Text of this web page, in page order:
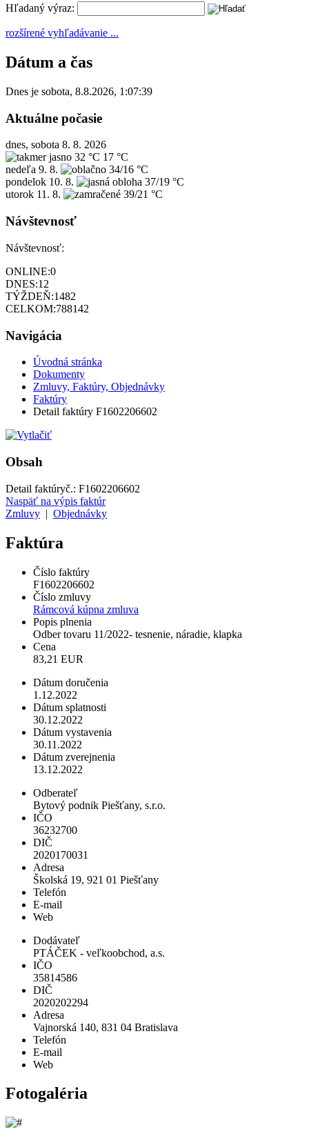
Hľadaný výraz:
rozšírené vyhľadávanie ...
Dátum a čas
Dnes je sobota, 8.8.2026, 1:07:39
Aktuálne počasie
dnes, sobota 8. 8. 2026
32 °C 17 °C
nedeľa 9. 8.
34/16 °C
pondelok 10. 8.
37/19 °C
utorok 11. 8. 39/21 °C
Návštevnosť
Návštevnosť:
ONLINE:0
DNES:12
TÝŽDEŇ:1482
CELKOM:788142
Navigácia
Úvodná stránka
Dokumenty
Zmluvy, Faktúry, Objednávky
Faktúry
Detail faktúry F1602206602
Obsah
Detail faktúryč.: F1602206602
Naspäť na výpis faktúr
Zmluvy | Objednávky
Faktúra
Číslo faktúry
F1602206602
Číslo zmluvy
Rámcová kúpna zmluva
Popis plnenia
Odber tovaru 11/2022- tesnenie, náradie, klapka
Cena
83,21 EUR
Dátum doručenia
1.12.2022
Dátum splatnosti
30.12.2022
Dátum vystavenia
30.11.2022
Dátum zverejnenia
13.12.2022
Odberateľ
Bytový podnik Piešťany, s.r.o.
IČO
36232700
DIČ
2020170031
Adresa
Školská 19, 921 01 Piešťany
Telefón
E-mail
Web
Dodávateľ
PTÁČEK - veľkoobchod, a.s.
IČO
35814586
DIČ
2020202294
Adresa
Vajnorská 140, 831 04 Bratislava
Telefón
E-mail
Web
Fotogaléria